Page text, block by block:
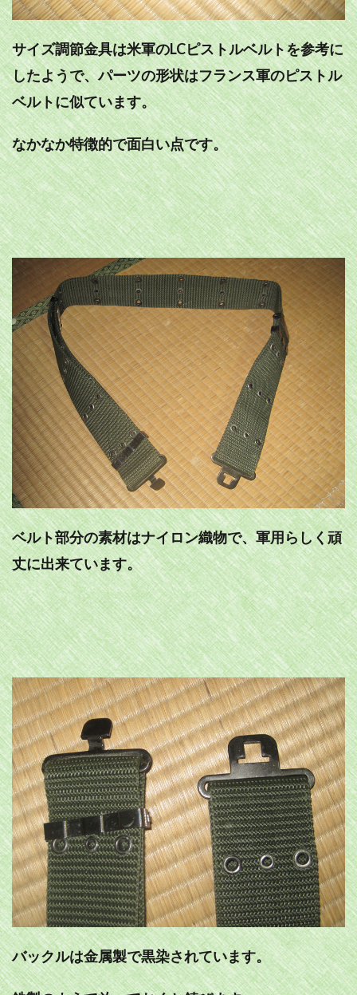
サイズ調節金具は米軍のLCピストルベルトを参考に
したようで、パーツの形状はフランス軍のピストル
ベルトに似ています。
なかなか特徴的で面白い点です。
ベルト部分の素材はナイロン織物で、軍用らしく頑
丈に出来ています。
バックルは金属製で黒染されています。